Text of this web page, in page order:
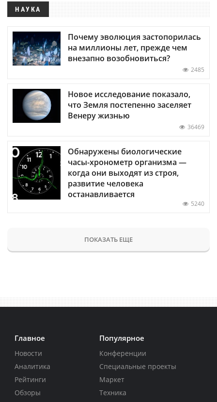
НАУКА
Почему эволюция застопорилась
на миллионы лет, прежде чем
внезапно возобновиться?
2485
Новое исследование показало,
что Земля постепенно заселяет
Венеру жизнью
36469
Обнаружены биологические
часы-хронометр организма —
когда они выходят из строя,
развитие человека
останавливается
5240
ПОКАЗАТЬ ЕЩЕ
Главное
Новости
Аналитика
Рейтинги
Обзоры
Популярное
Конференции
Специальные проекты
Маркет
Техника